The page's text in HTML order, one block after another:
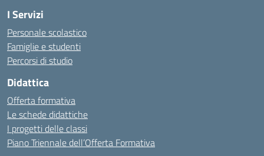
I Servizi
Personale scolastico
Famiglie e studenti
Percorsi di studio
Didattica
Offerta formativa
Le schede didattiche
I progetti delle classi
Piano Triennale dell’Offerta Formativa